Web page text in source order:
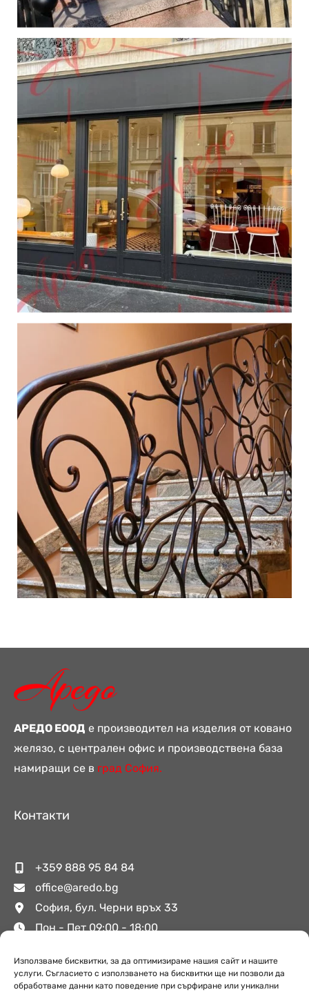
Използваме бисквитки, за да оптимизираме нашия сайт и нашите
услуги. Съгласието с използването на бисквитки ще ни позволи да
обработваме данни като поведение при сърфиране или уникални
АРЕДО ЕООД е производител на изделия от ковано
желязо, с централен офис и производствена база
намиращи се в град София.
Контакти
+359 888 95 84 84
office@aredo.bg
София, бул. Черни връх 33
Пон - Пет 09:00 - 18:00
Полезни връзки